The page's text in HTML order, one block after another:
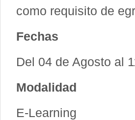
como requisito de
Fechas
Del 04 de Agosto al
Modalidad
E-Learning